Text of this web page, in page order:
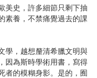
美史，許多細節只剩下抽
素養，不禁痛覺過去的課
學，越想釐清希臘文明與
因為斯時學術用書，寫得
者的模糊身影。是的，囿